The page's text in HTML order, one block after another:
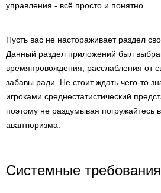
управления - всё просто и понятно.
Пусть вас не настораживает раздел
Данный раздел приложений был
времяпровождения, расслабления от
забавы ради. Не стоит ждать чего-то
игроками среднестатистический
поэтому не раздумывая погружайтесь
авантюризма.
Системные